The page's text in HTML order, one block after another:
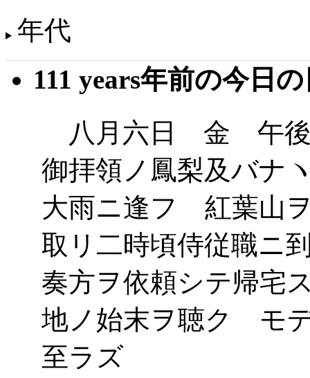
年代
111 years年前の今日
八月六日 金 午後
御拝領ノ鳳梨及バナ
大雨ニ逢フ 紅葉山
取リ二時頃侍従職ニ
奏方ヲ依頼シテ帰
地ノ始末ヲ聴ク モ
至ラズ